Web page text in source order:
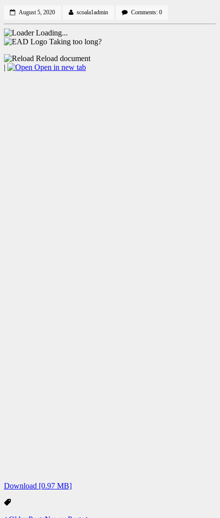
August 5, 2020 scoala1admin Comments: 0
Loading...
Taking too long?
Reload document
|
Open in new tab
Download [0.97 MB]